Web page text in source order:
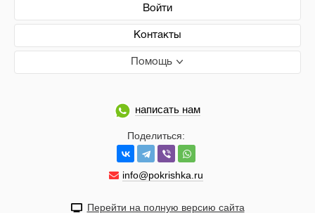
Войти
Контакты
Помощь
Поделиться:
info@pokrishka.ru
написать нам
Перейти на полную версию сайта